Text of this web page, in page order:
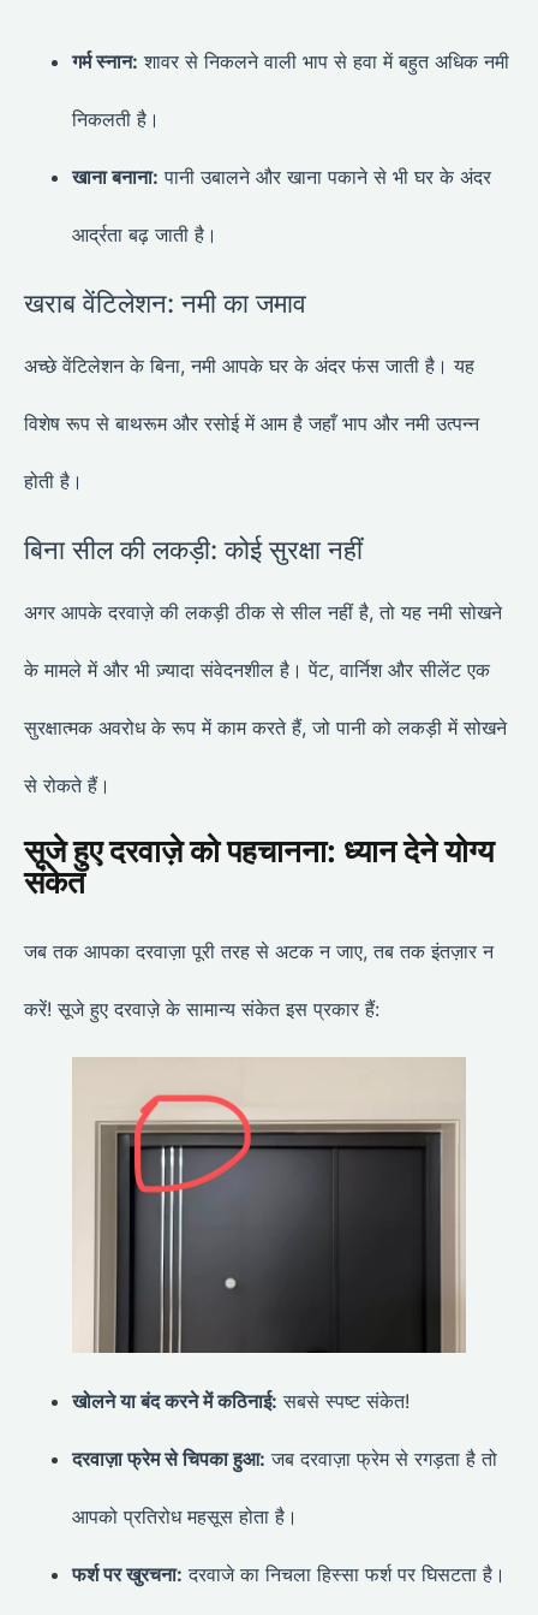
गर्म स्नान: शावर से निकलने वाली भाप से हवा में बहुत अधिक नमी
निकलती है।
खाना बनाना: पानी उबालने और खाना पकाने से भी घर के अंदर
आर्द्रता बढ़ जाती है।
खराब वेंटिलेशन: नमी का जमाव
अच्छे वेंटिलेशन के बिना, नमी आपके घर के अंदर फंस जाती है। यह
विशेष रूप से बाथरूम और रसोई में आम है जहाँ भाप और नमी उत्पन्न
होती है।
बिना सील की लकड़ी: कोई सुरक्षा नहीं
अगर आपके दरवाज़े की लकड़ी ठीक से सील नहीं है, तो यह नमी सोखने
के मामले में और भी ज़्यादा संवेदनशील है। पेंट, वार्निश और सीलेंट एक
सुरक्षात्मक अवरोध के रूप में काम करते हैं, जो पानी को लकड़ी में सोखने
से रोकते हैं।
सूजे हुए दरवाज़े को पहचानना: ध्यान देने योग्य
संकेत
जब तक आपका दरवाज़ा पूरी तरह से अटक न जाए, तब तक इंतज़ार न
करें! सूजे हुए दरवाज़े के सामान्य संकेत इस प्रकार हैं:
खोलने या बंद करने में कठिनाई: सबसे स्पष्ट संकेत!
दरवाज़ा फ्रेम से चिपका हुआ: जब दरवाज़ा फ्रेम से रगड़ता है तो
आपको प्रतिरोध महसूस होता है।
फर्श पर खुरचना: दरवाजे का निचला हिस्सा फर्श पर घिसटता है।